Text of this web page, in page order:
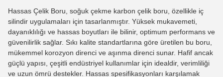
Hassas Çelik Boru, soğuk çekme karbon çelik boru, özellikle iç
silindir uygulamaları için tasarlanmıştır. Yüksek mukavemeti,
dayanıklılığı ve hassas boyutları ile bilinir, optimum performans ve
güvenilirlik sağlar. Sıkı kalite standartlarına göre üretilen bu boru,
mükemmel korozyon direnci ve aşınma direnci sunar. Hafif ancak
güçlü yapısı, çeşitli endüstriyel kullanımlar için idealdir, verimliliği
ve uzun ömrü destekler. Hassas spesifikasyonları karşılamak